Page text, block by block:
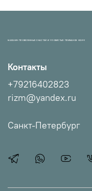
МАГАЗИН ПРОВЕРЕННЫХ СНАСТЕЙ И УЛОВИСТЫХ ПРИМАНОК НХНЧ!
Контакты
+79216402823
rizm@yandex.ru
Санкт-Петербург